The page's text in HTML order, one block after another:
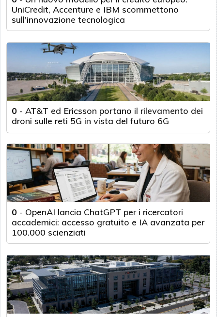
UniCredit, Accenture e IBM scommettono
sull'innovazione tecnologica
0 - AT&T ed Ericsson portano il rilevamento dei
droni sulle reti 5G in vista del futuro 6G
0 - OpenAI lancia ChatGPT per i ricercatori
accademici: accesso gratuito e IA avanzata per
100.000 scienziati